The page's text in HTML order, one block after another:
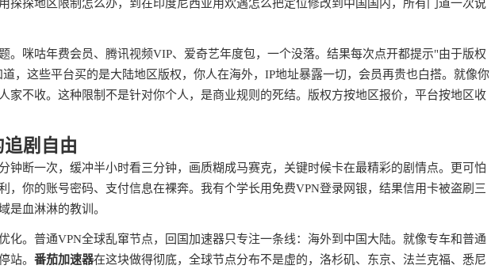
探探地区限制怎么办，到在印度尼西亚用欢遇怎么把定位修改到中国国内，所有门道一次说
。咪咕年费会员、腾讯视频VIP、爱奇艺年度包，一个没落。结果每次点开都提示"由于版权
，这些平台买的是大陆地区版权，你人在海外，IP地址暴露一切，会员再贵也白搭。就像你
家不收。这种限制不是针对你个人，是商业规则的死结。版权方按地区报价，平台按地区收
剧自由
钟断一次，缓冲半小时看三分钟，画质糊成马赛克，关键时候卡在最精彩的剧情点。更可怕
，你的账号密码、支付信息在裸奔。我有个学长用免费VPN登录网银，结果信用卡被盗刷三
是血淋淋的教训。
化。普通VPN全球乱窜节点，回国加速器只专注一条线：海外到中国大陆。就像专车和普通
站。 番茄加速器在这块做得彻底，全球节点分布不是虚的，洛杉矶、东京、法兰克福、悉尼